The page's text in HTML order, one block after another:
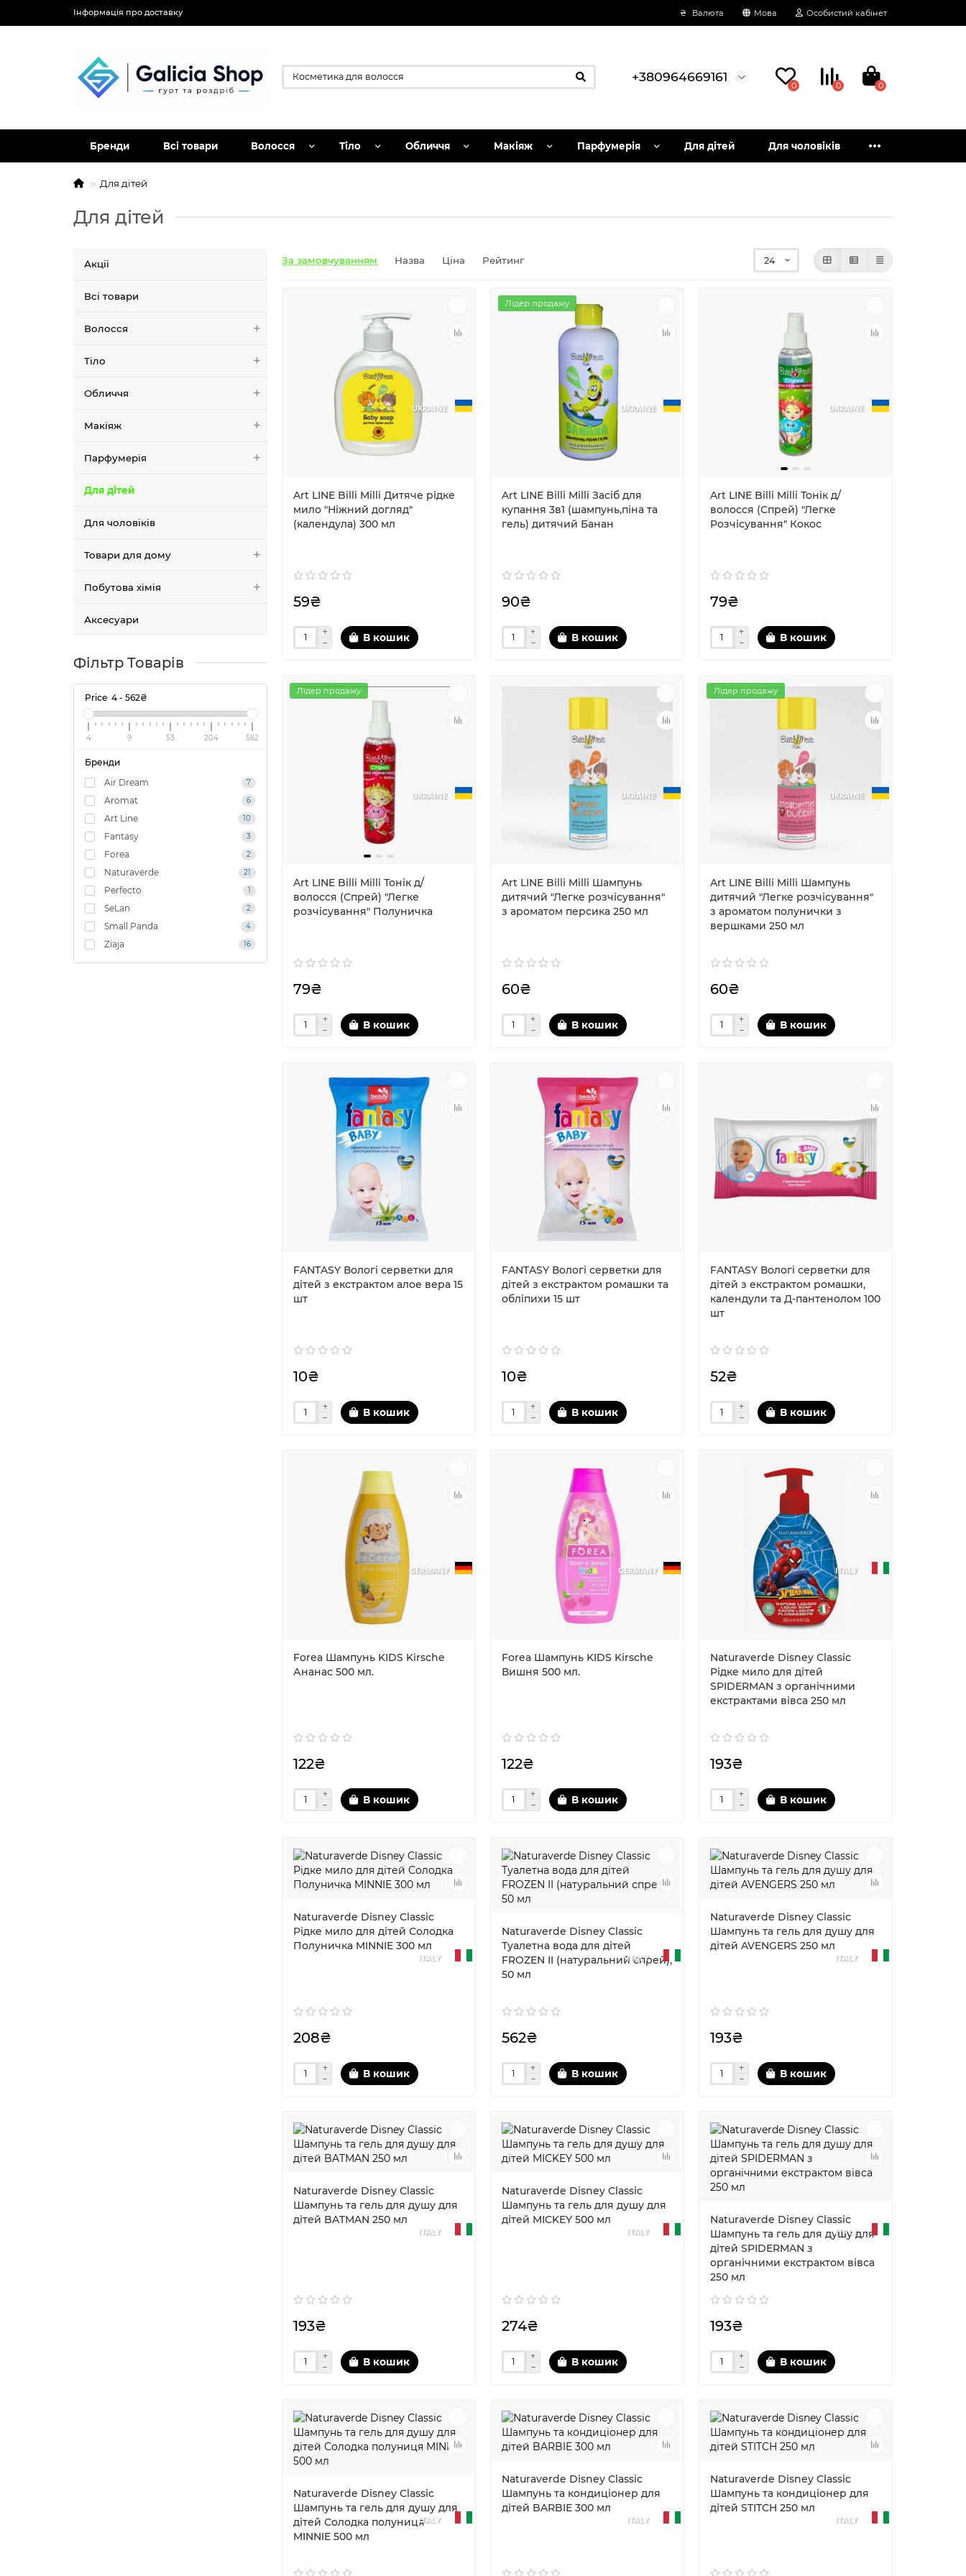
Інформація про доставку ₴ Валюта Мова Особистий кабінет
+380964669161
0 0 0
Бренди Всі товари Волосся Тіло Обличчя Макіяж Парфумерія Для дітей Для чоловіків
Для дітей
Для дітей
Акції
Всі товари
Волосся
Тіло
Обличчя
Макіяж
Парфумерія
Для дітей
Для чоловіків
Товари для дому
Побутова хімія
Аксесуари
Фільтр Товарів
Price 4 - 562₴
4 9 53 204 562
Бренди
Air Dream
7
Aromat 6
Art Line 10
Fantasy 3
Forea 2
Naturaverde 21
Perfecto 1
SeLan 2
Small Panda 4
Ziaja 16
За замовчуванням Назва Ціна Рейтинг
Art LINE Billi Milli Дитяче рідке
мило "Ніжний догляд"
(календула) 300 мл
UKRAINE
59₴
В кошик
Лідер продажу
Art LINE Billi Milli Засіб для
купання 3в1 (шампунь,піна та
гель) дитячий Банан
UKRAINE
90₴
В кошик
Art LINE Billi Milli Тонік д/
волосся (Спрей) "Легке
Розчісування" Кокос
UKRAINE
79₴
В кошик
Лідер продажу
Art LINE Billi Milli Тонік д/
волосся (Спрей) "Легке
розчісування" Полуничка
UKRAINE
79₴
В кошик
Art LINE Billi Milli Шампунь
дитячий "Легке розчісування"
з ароматом персика 250 мл
UKRAINE
60₴
В кошик
Лідер продажу
Art LINE Billi Milli Шампунь
дитячий "Легке розчісування"
з ароматом полунички з
вершками 250 мл
UKRAINE
60₴
В кошик
FANTASY Вологі серветки для
дiтей з екстрактом алое вера 15
шт
10₴
В кошик
FANTASY Вологі серветки для
дiтей з екстрактом ромашки та
облiпихи 15 шт
10₴
В кошик
FANTASY Вологі серветки для
дiтей з екстрактом ромашки,
календули та Д-пантенолом 100
шт
52₴
В кошик
Forea Шампунь KIDS Kirsche
Ананас 500 мл.
GERMANY
122₴
В кошик
Forea Шампунь KIDS Kirsche
Вишня 500 мл.
GERMANY
122₴
В кошик
Naturaverde Disney Classic
Рідке мило для дітей
SPIDERMAN з органічними
екстрактами вівса 250 мл
ITALY
193₴
В кошик
Naturaverde Disney Classic
Рідке мило для дітей Солодка
Полуничка MINNIE 300 мл
ITALY
208₴
В кошик
Naturaverde Disney Classic
Туалетна вода для дітей
FROZEN II (натуральний спрей),
50 мл
ITALY
562₴
В кошик
Naturaverde Disney Classic
Шампунь та гель для душу для
дітей AVENGERS 250 мл
ITALY
193₴
В кошик
Naturaverde Disney Classic
Шампунь та гель для душу для
дітей BATMAN 250 мл
ITALY
193₴
В кошик
Naturaverde Disney Classic
Шампунь та гель для душу для
дітей MICKEY 500 мл
ITALY
274₴
В кошик
Naturaverde Disney Classic
Шампунь та гель для душу для
дітей SPIDERMAN з
органічними екстрактом вівса
250 мл
ITALY
193₴
В кошик
Naturaverde Disney Classic
Шампунь та гель для душу для
дітей Солодка полуниця
MINNIE 500 мл
ITALY
Naturaverde Disney Classic
Шампунь та кондиціонер для
дітей BARBIE 300 мл
ITALY
Naturaverde Disney Classic
Шампунь та кондиціонер для
дітей STITCH 250 мл
ITALY